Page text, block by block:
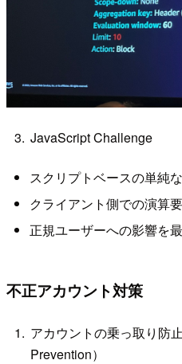
JavaScript Challenge
スクリプトベースの単純
クライアント側での演算
正規ユーザーへの影響を
不正アカウント対策
アカウントの乗っ取り防
Prevention）